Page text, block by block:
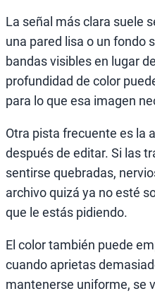
La señal más clara suele
una pared lisa o un fondo
bandas visibles en lugar
profundidad de color
para lo que esa imagen
Otra pista frecuente es la
después de editar. Si las
sentirse quebradas,
archivo quizá ya no esté
que le estás pidiendo.
El color también puede
cuando aprietas
mantenerse uniforme, se